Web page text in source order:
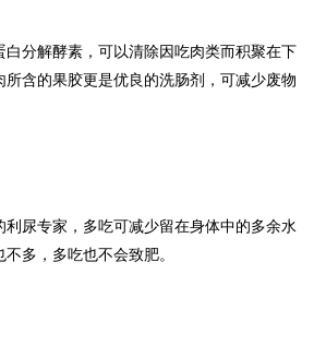
白分解酵素，可以清除因吃肉类而积聚在下
含的果胶更是优良的洗肠剂，可减少废物
利尿专家，多吃可减少留在身体中的多余水
多，多吃也不会致肥。